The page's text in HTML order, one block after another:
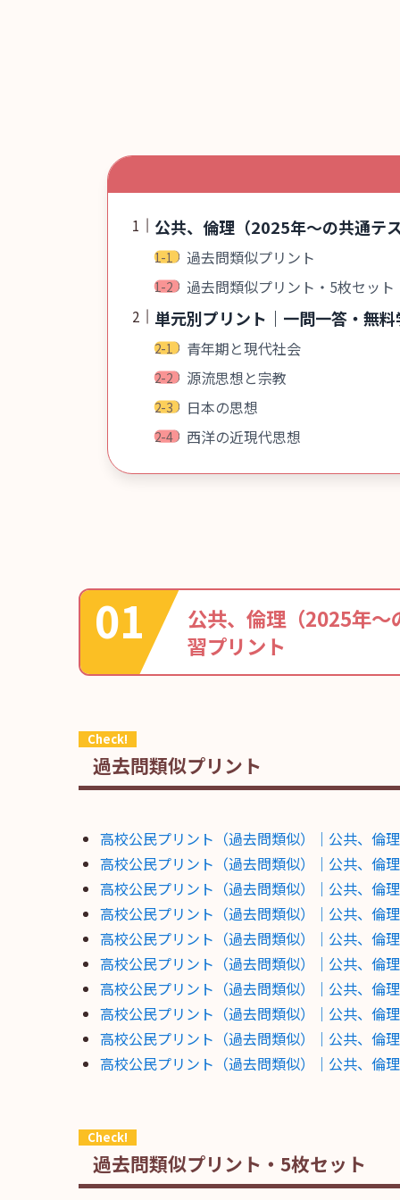
公共、倫理（2025年〜の共通テ
過去問類似プリント
過去問類似プリント・5枚セット
単元別プリント｜一問一答・無
青年期と現代社会
源流思想と宗教
日本の思想
西洋の近現代思想
公共、倫理（2025年〜
習プリント
過去問類似プリント
高校公民プリント（過去問類似）｜公共、倫
高校公民プリント（過去問類似）｜公共、倫
高校公民プリント（過去問類似）｜公共、倫
高校公民プリント（過去問類似）｜公共、倫
高校公民プリント（過去問類似）｜公共、倫
高校公民プリント（過去問類似）｜公共、倫
高校公民プリント（過去問類似）｜公共、倫
高校公民プリント（過去問類似）｜公共、倫
高校公民プリント（過去問類似）｜公共、倫
高校公民プリント（過去問類似）｜公共、倫
過去問類似プリント・5枚セット